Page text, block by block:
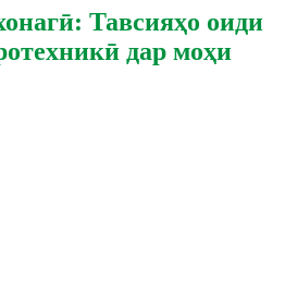
Тавсияҳо оиди
дар моҳи